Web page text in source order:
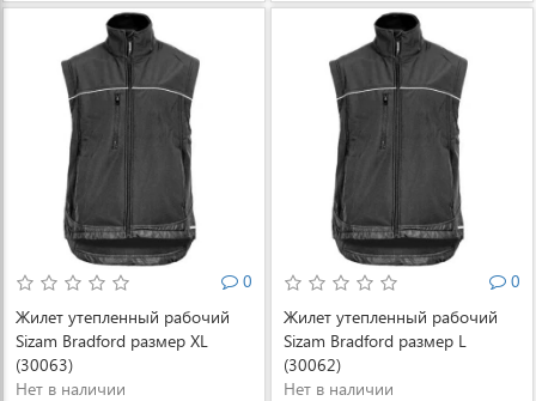
0
Жилет утепленный рабочий
Sizam Bradford размер XL
(30063)
Нет в наличии
0
Жилет утепленный рабочий
Sizam Bradford размер L
(30062)
Нет в наличии